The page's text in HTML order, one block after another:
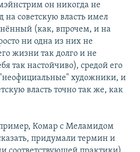
он никогда не
на советскую власть имел
(как, впрочем, и на
ни одна из них не
жизни так долго и не
так настойчиво), средой его
художники, и
власть точно так же, как
Комар с Меламидом
придумали термин и